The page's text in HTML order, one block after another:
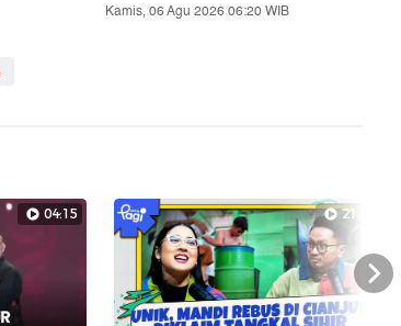
Kamis, 06 Agu 2026 06:20 WIB
04:15 21:43
Next